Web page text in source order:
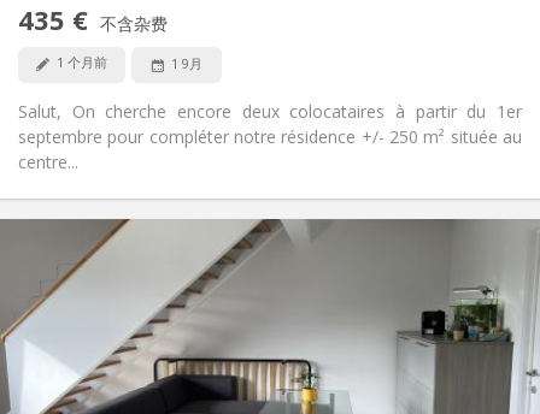
435 € 不含杂费
1 个月前 1 9月
Salut, On cherche encore deux colocataires à partir du 1er
septembre pour compléter notre résidence +/- 250 m² située au
centre...
租金:
450 €
水电费:
75 €
租期:
12个月
住房登记:
有登记条件
布局